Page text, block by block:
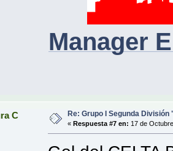
Manager
C Re: Grupo I Segunda División
« Respuesta #7 en: 17 de